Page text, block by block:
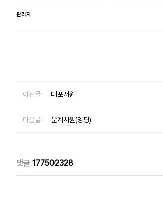
관리자
이전글 대포서원
다음글 운계서원(양평)
댓글 177502328